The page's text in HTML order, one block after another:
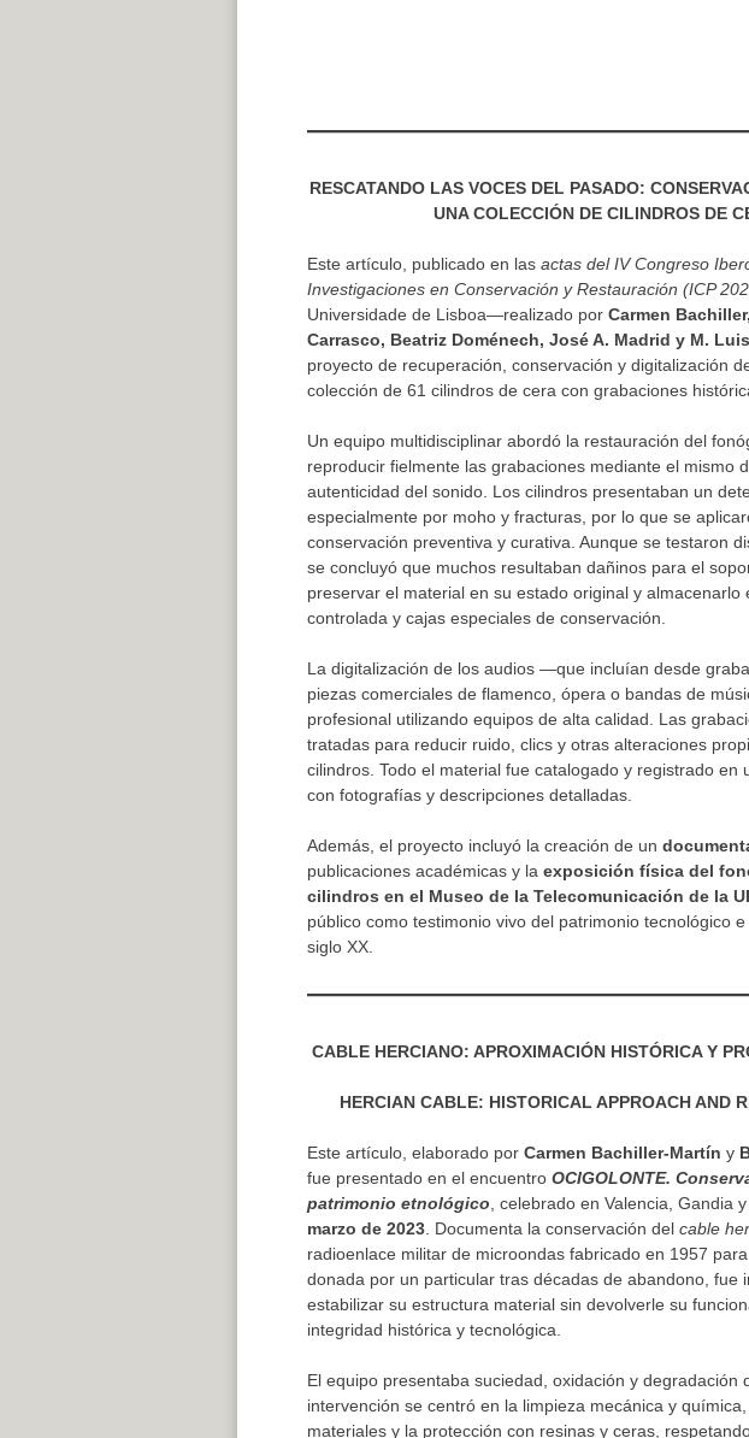
RESCATANDO LAS VOCES DEL PASADO:
UNA COLECCIÓN DE CILINDROS DE
Este artículo, publicado en las actas del IV Congreso
Investigaciones en Conservación y Restauración (ICP
Universidade de Lisboa—realizado por Carmen
Carrasco, Beatriz Doménech, José A. Madrid y M.
proyecto de recuperación, conservación y digitalización
colección de 61 cilindros de cera con grabaciones
Un equipo multidisciplinar abordó la restauración del
reproducir fielmente las grabaciones mediante el mismo
autenticidad del sonido. Los cilindros presentaban un
especialmente por moho y fracturas, por lo que se
conservación preventiva y curativa. Aunque se testaron
se concluyó que muchos resultaban dañinos para el
preservar el material en su estado original y almacenarlo
controlada y cajas especiales de conservación.
La digitalización de los audios —que incluían desde
piezas comerciales de flamenco, ópera o bandas de
profesional utilizando equipos de alta calidad. Las
tratadas para reducir ruido, clics y otras alteraciones
cilindros. Todo el material fue catalogado y registrado en
con fotografías y descripciones detalladas.
Además, el proyecto incluyó la creación de un
publicaciones académicas y la exposición física del
cilindros en el Museo de la Telecomunicación de la
público como testimonio vivo del patrimonio tecnológico
siglo XX.
CABLE HERCIANO: APROXIMACIÓN HISTÓRICA Y
HERCIAN CABLE: HISTORICAL APPROACH AND
Este artículo, elaborado por Carmen Bachiller-Martín y
fue presentado en el encuentro OCIGOLONTE.
patrimonio etnológico , celebrado en Valencia, Gandia
marzo de 2023 . Documenta la conservación del cable
radioenlace militar de microondas fabricado en 1957
donada por un particular tras décadas de abandono, fue
estabilizar su estructura material sin devolverle su
integridad histórica y tecnológica.
El equipo presentaba suciedad, oxidación y degradación
intervención se centró en la limpieza mecánica y
materiales y la protección con resinas y ceras,